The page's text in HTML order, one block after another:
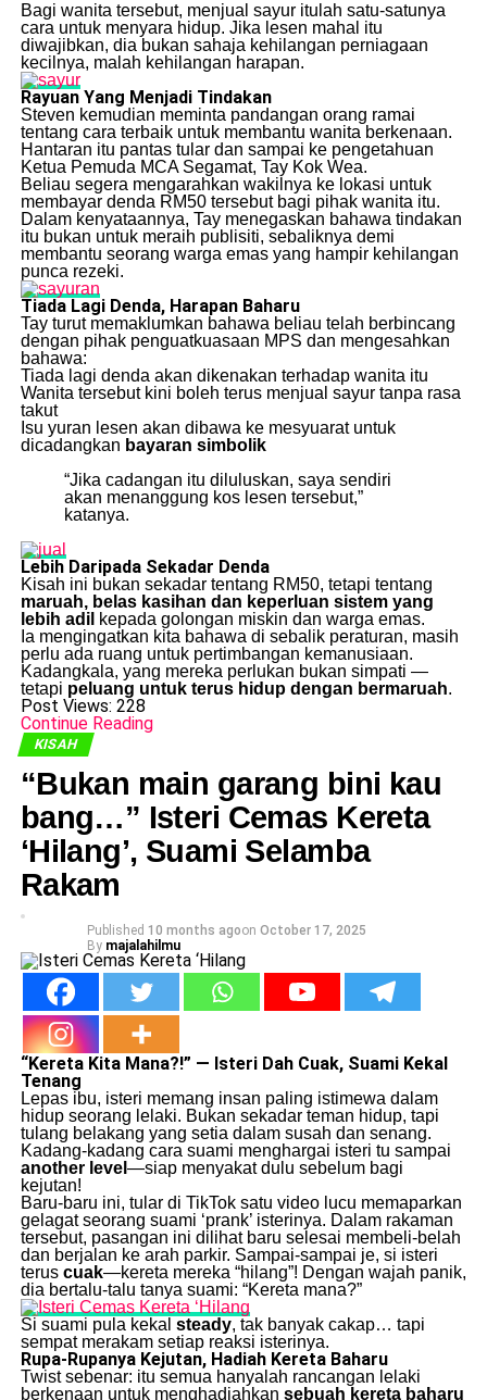
Bagi wanita tersebut, menjual sayur itulah satu-satunya
cara untuk menyara hidup. Jika lesen mahal itu
diwajibkan, dia bukan sahaja kehilangan perniagaan
kecilnya, malah kehilangan harapan.
Rayuan Yang Menjadi Tindakan
Steven kemudian meminta pandangan orang ramai
tentang cara terbaik untuk membantu wanita berkenaan.
Hantaran itu pantas tular dan sampai ke pengetahuan
Ketua Pemuda MCA Segamat, Tay Kok Wea.
Beliau segera mengarahkan wakilnya ke lokasi untuk
membayar denda RM50 tersebut bagi pihak wanita itu.
Dalam kenyataannya, Tay menegaskan bahawa tindakan
itu bukan untuk meraih publisiti, sebaliknya demi
membantu seorang warga emas yang hampir kehilangan
punca rezeki.
Tiada Lagi Denda, Harapan Baharu
Tay turut memaklumkan bahawa beliau telah berbincang
dengan pihak penguatkuasaan MPS dan mengesahkan
bahawa:
Tiada lagi denda akan dikenakan terhadap wanita itu
Wanita tersebut kini boleh terus menjual sayur tanpa rasa
takut
Isu yuran lesen akan dibawa ke mesyuarat untuk
dicadangkan bayaran simbolik
“Jika cadangan itu diluluskan, saya sendiri
akan menanggung kos lesen tersebut,”
katanya.
Lebih Daripada Sekadar Denda
Kisah ini bukan sekadar tentang RM50, tetapi tentang
maruah, belas kasihan dan keperluan sistem yang
lebih adil kepada golongan miskin dan warga emas.
Ia mengingatkan kita bahawa di sebalik peraturan, masih
perlu ada ruang untuk pertimbangan kemanusiaan.
Kadangkala, yang mereka perlukan bukan simpati —
tetapi peluang untuk terus hidup dengan bermaruah.
Post Views: 228
Continue Reading
KISAH
“Bukan main garang bini kau
bang…” Isteri Cemas Kereta
‘Hilang’, Suami Selamba
Rakam
Published 10 months agoon October 17, 2025
By majalahilmu
“Kereta Kita Mana?!” — Isteri Dah Cuak, Suami Kekal
Tenang
Lepas ibu, isteri memang insan paling istimewa dalam
hidup seorang lelaki. Bukan sekadar teman hidup, tapi
tulang belakang yang setia dalam susah dan senang.
Kadang-kadang cara suami menghargai isteri tu sampai
another level —siap menyakat dulu sebelum bagi
kejutan!
Baru-baru ini, tular di TikTok satu video lucu memaparkan
gelagat seorang suami ‘prank’ isterinya. Dalam rakaman
tersebut, pasangan ini dilihat baru selesai membeli-belah
dan berjalan ke arah parkir. Sampai-sampai je, si isteri
terus cuak—kereta mereka “hilang”! Dengan wajah panik,
dia bertalu-talu tanya suami: “Kereta mana?”
Si suami pula kekal steady, tak banyak cakap… tapi
sempat merakam setiap reaksi isterinya.
Rupa-Rupanya Kejutan, Hadiah Kereta Baharu
Twist sebenar: itu semua hanyalah rancangan lelaki
berkenaan untuk menghadiahkan sebuah kereta baharu